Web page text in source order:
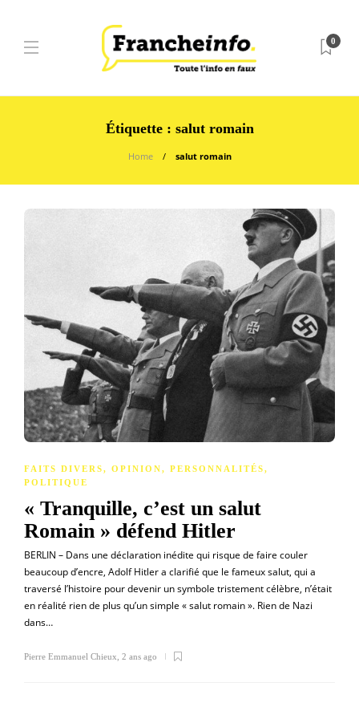
0
Étiquette : salut romain
Home salut romain
FAITS DIVERS, OPINION, PERSONNALITÉS,
POLITIQUE
« Tranquille, c’est un salut
Romain » défend Hitler
BERLIN – Dans une déclaration inédite qui risque de faire couler
beaucoup d’encre, Adolf Hitler a clarifié que le fameux salut, qui a
traversé l’histoire pour devenir un symbole tristement célèbre, n’était
en réalité rien de plus qu’un simple « salut romain ». Rien de Nazi
dans…
Pierre Emmanuel Chieux 2 ans ago